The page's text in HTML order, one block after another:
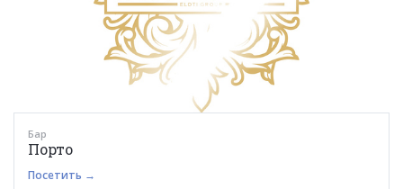
Бар
Порто
Посетить →